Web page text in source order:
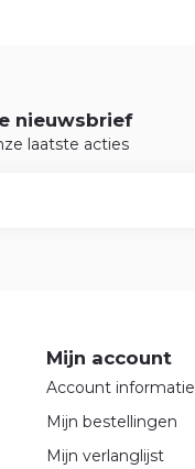
nieuwsbrief
laatste acties
Mijn account
Account informatie
Mijn bestellingen
Mijn verlanglijst